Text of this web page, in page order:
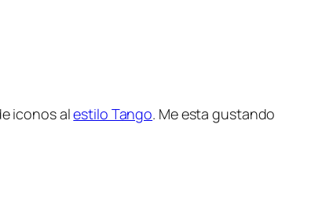
iconos alestilo Tango. Me esta gustando